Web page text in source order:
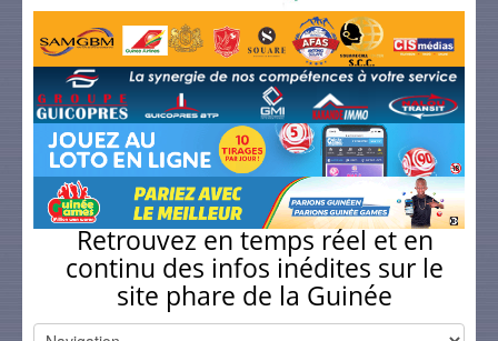
Retrouvez en temps réel et en
continu des infos inédites sur le
site phare de la Guinée